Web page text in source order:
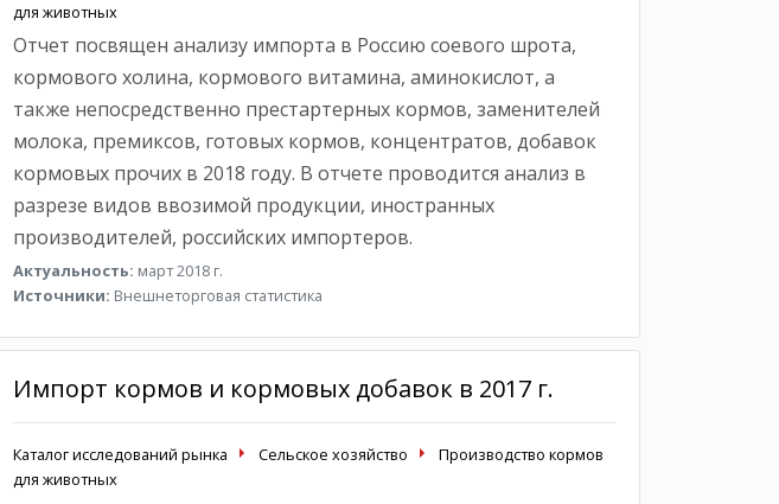
для животных
Отчет посвящен анализу импорта в Россию соевого шрота,
кормового холина, кормового витамина, аминокислот, а
также непосредственно престартерных кормов, заменителей
молока, премиксов, готовых кормов, концентратов, добавок
кормовых прочих в 2018 году. В отчете проводится анализ в
разрезе видов ввозимой продукции, иностранных
производителей, российских импортеров.
Актуальность: март 2018 г.
Источники: Внешнеторговая статистика
Импорт кормов и кормовых добавок в 2017 г.
Каталог исследований рынка Сельское хозяйство
Производство кормов
для животных